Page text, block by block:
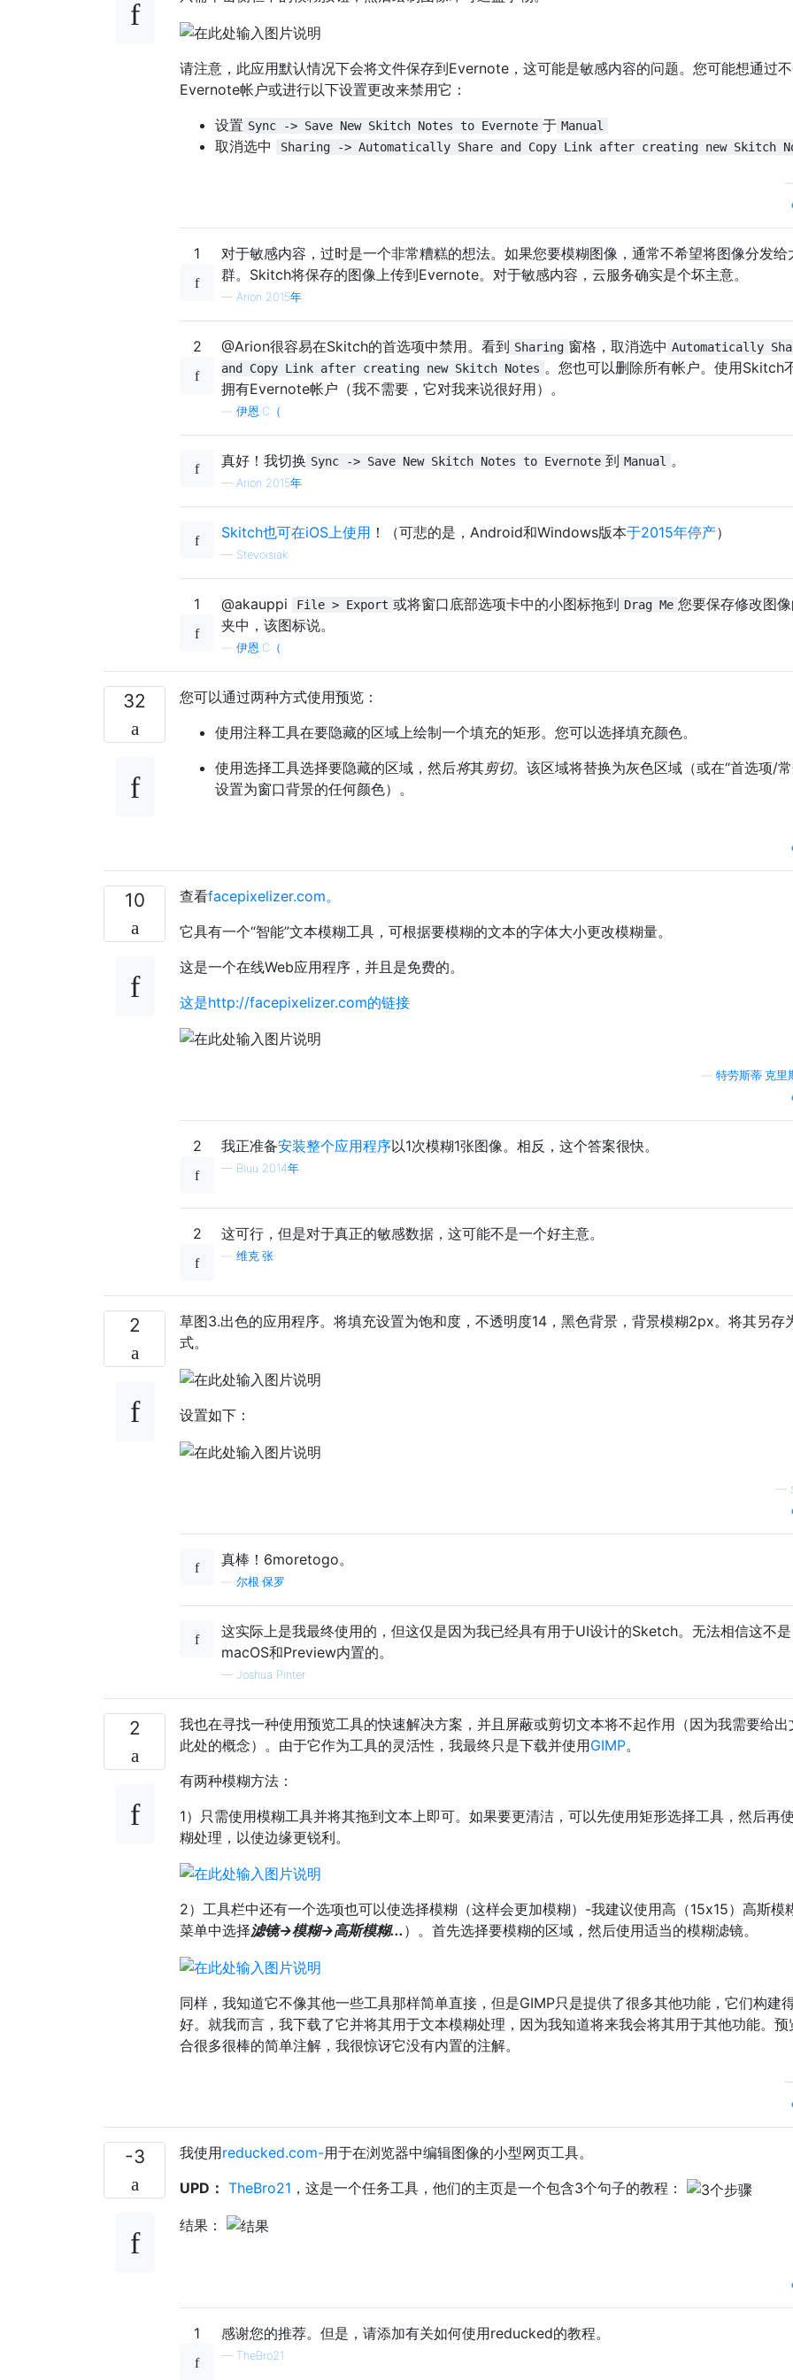
请注意，此应用默认情况下会将文件保存到Evernote，这可能是敏感内容的问题。您可能想通过
Evernote帐户或进行以下设置更改来禁用它：
设置 Sync -> Save New Skitch Notes to Evernote 于 Manual
取消选中 Sharing -> Automatically Share and Copy Link after creating new Skitch
1
对于敏感内容，过时是一个非常糟糕的想法。如果您要模糊图像，通常不希望将图像分发给
群。Skitch将保存的图像上传到Evernote。对于敏感内容，云服务确实是个坏主意。
— Arion 2015年
2 @Arion很容易在Skitch的首选项中禁用。看到 Sharing 窗格，取消选中 Automatically
and Copy Link after creating new Skitch Notes 。您也可以删除所有帐户。使用Skitch
拥有Evernote帐户（我不需要，它对我来说很好用）。
伊恩·C（
真好！我切换 Sync -> Save New Skitch Notes to Evernote 到 Manual 。
— Arion 2015年
Skitch也可在iOS上使用 ！（可悲的是，Android和Windows版本于2015年停产）
— Stevoisiak
1 @akauppi File > Export 或将窗口底部选项卡中的小图标拖到 Drag Me 您要保存修改图
夹中，该图标说。
伊恩·C（
32
您可以通过两种方式使用预览：
使用注释工具在要隐藏的区域上绘制一个填充的矩形。您可以选择填充颜色。
使用选择工具选择要隐藏的区域，然后将其剪切。该区域将替换为灰色区域（或在“首选项/常
设置为窗口背景的任何颜色）。
10 查看facepixelizer.com。
它具有一个“智能”文本模糊工具，可根据要模糊的文本的字体大小更改模糊量。
这是一个在线Web应用程序，并且是免费的。
这是http://facepixelizer.com的链接
特劳斯蒂·克里
2 我正准备安装整个应用程序以1次模糊1张图像。相反，这个答案很快。
— Bluu 2014年
2 这可行，但是对于真正的敏感数据，这可能不是一个好主意。
维克·张
2
草图3.出色的应用程序。将填充设置为饱和度，不透明度14，黑色背景，背景模糊2px。将其另存
式。
设置如下：
真棒！6moretogo。
尔根·保罗
这实际上是我最终使用的，但这仅是因为我已经具有用于UI设计的Sketch。无法相信这不是
macOS和Preview内置的。
— Joshua Pinter
2
我也在寻找一种使用预览工具的快速解决方案，并且屏蔽或剪切文本将不起作用（因为我需要给出
此处的概念）。由于它作为工具的灵活性，我最终只是下载并使用GIMP。
有两种模糊方法：
1）只需使用模糊工具并将其拖到文本上即可。如果要更清洁，可以先使用矩形选择工具，然后再
糊处理，以使边缘更锐利。
2）工具栏中还有一个选项也可以使选择模糊（这样会更加模糊）-我建议使用高（15x15）高斯模
菜单中选择滤镜->模糊->高斯模糊... ）。首先选择要模糊的区域，然后使用适当的模糊滤镜。
同样，我知道它不像其他一些工具那样简单直接，但是GIMP只是提供了很多其他功能，它们构建
好。就我而言，我下载了它并将其用于文本模糊处理，因为我知道将来我会将其用于其他功能。预
合很多很棒的简单注解，我很惊讶它没有内置的注解。
-3 我使用reducked.com-用于在浏览器中编辑图像的小型网页工具。
UPD： TheBro21 ，这是一个任务工具，他们的主页是一个包含3个句子的教程：
结果：
1 感谢您的推荐。但是，请添加有关如何使用reducked的教程。
— TheBro21